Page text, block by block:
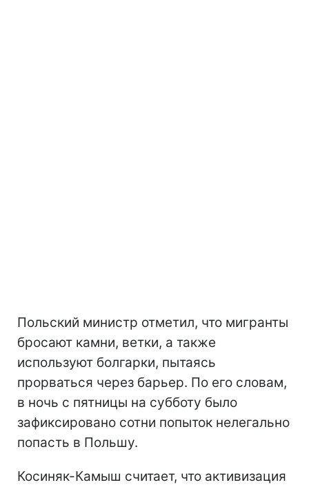
Польский министр отметил, что мигранты
бросают камни, ветки, а также
используют болгарки, пытаясь
прорваться через барьер. По его словам,
в ночь с пятницы на субботу было
зафиксировано сотни попыток нелегально
попасть в Польшу.
Косиняк-Камыш считает, что активизация